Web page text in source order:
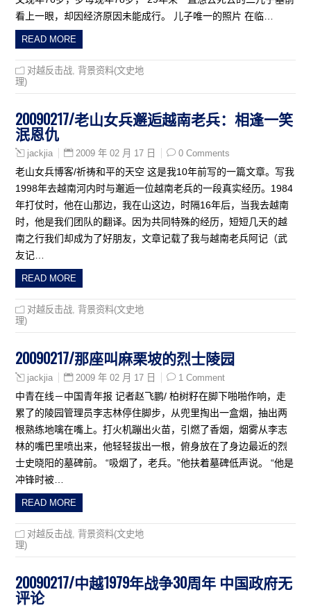
看上一眼，却因经济原因未能成行。 儿子唯一的照片 在临…
READ MORE
对越反击战 背景资料(文史地
理)
20090217/老山女兵邂逅越南老兵：相逢一笑
泯恩仇
jackjia 2009 年 02 月 17 日 0 Comments
老山女兵博客/祈祷和平的天空 这是我10年前写的一篇文章。写我
1998年去越南河内时与邂逅一位越南老兵的一段真实经历。1984
年打仗时，他在山那边，我在山这边，时隔16年后，当我去越南
时，他是我们团队的翻译。因为共同特殊的经历，短短几天的越
南之行我们却成为了好朋友，文章记载了我与越南老兵阿记（武
友记…
READ MORE
对越反击战 背景资料(文史地
理)
20090217/那座叫麻栗坡的烈士陵园
jackjia 2009 年 02 月 17 日 1 Comment
中青在线－中国青年报 记者赵飞鹏/ 柏树籽在脚下啪啪作响，走
累了的陵园管理员李志林停住脚步，从兜里掏出一盒烟，抽出两
根熟练地噙在嘴上。打火机蹦出火苗，引燃了香烟，烟雾从李志
林的嘴巴里喷出来，他轻轻拔出一根，俯身放在了身边最近的烈
士史晓阳的墓碑前。 “吸烟了，老兵。”他扶着墓碑低声说。 “他是
冲锋时被…
READ MORE
对越反击战 背景资料(文史地
理)
20090217/中越1979年战争30周年 中国政府无
评论